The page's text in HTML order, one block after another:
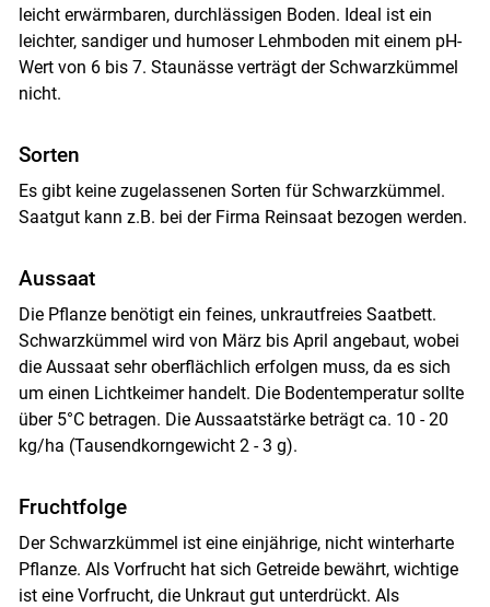
Skip to main content
leicht erwärmbaren, durchlässigen Boden. Ideal ist ein
leichter, sandiger und humoser Lehmboden mit einem pH-
Wert von 6 bis 7. Staunässe verträgt der Schwarzkümmel
nicht.
Sorten
Es gibt keine zugelassenen Sorten für Schwarzkümmel.
Saatgut kann z.B. bei der Firma Reinsaat bezogen werden.
Aussaat
Die Pflanze benötigt ein feines, unkrautfreies Saatbett.
Schwarzkümmel wird von März bis April angebaut, wobei
die Aussaat sehr oberflächlich erfolgen muss, da es sich
um einen Lichtkeimer handelt. Die Bodentemperatur sollte
über 5°C betragen. Die Aussaatstärke beträgt ca. 10 - 20
kg/ha (Tausendkorngewicht 2 - 3 g).
Fruchtfolge
Der Schwarzkümmel ist eine einjährige, nicht winterharte
Pflanze. Als Vorfrucht hat sich Getreide bewährt, wichtige
ist eine Vorfrucht, die Unkraut gut unterdrückt. Als